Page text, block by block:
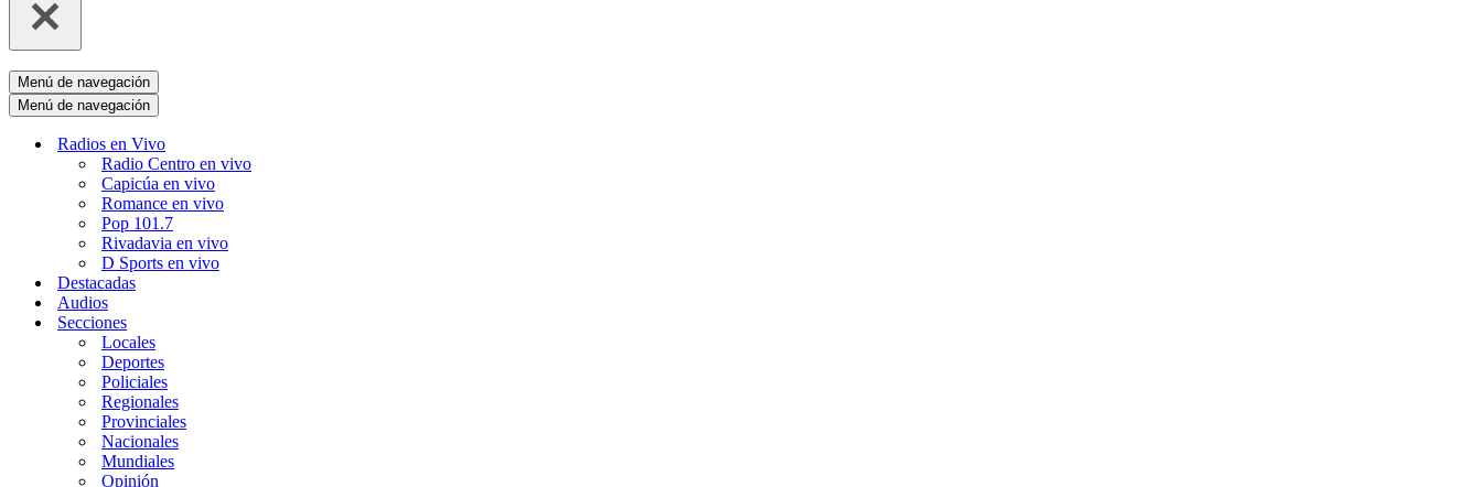
Menú de navegación
Menú de navegación
Radios en Vivo
Radio Centro en vivo
Capicúa en vivo
Romance en vivo
Pop 101.7
Rivadavia en vivo
D Sports en vivo
Destacadas
Audios
Secciones
Locales
Deportes
Policiales
Regionales
Provinciales
Nacionales
Mundiales
Opinión